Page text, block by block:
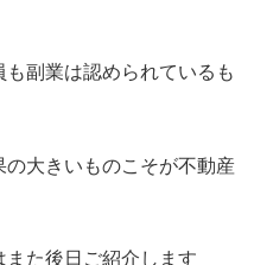
副業は認められているも
大きいものこそが不動産
た後日ご紹介します